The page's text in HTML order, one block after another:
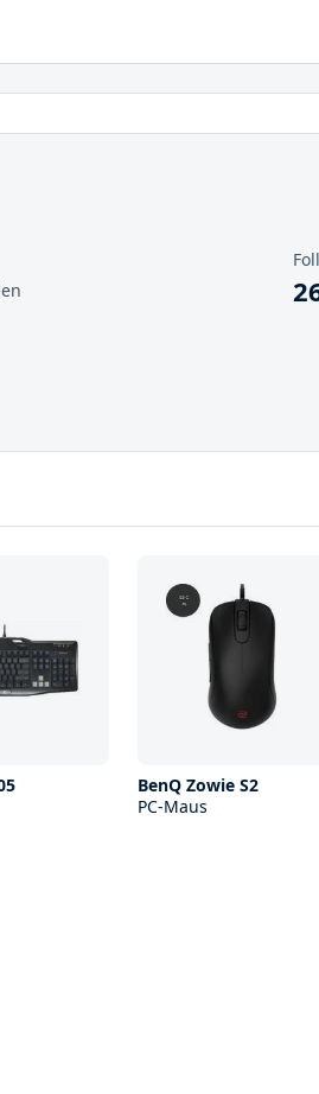
BenQ Zowie S2
PC-Maus